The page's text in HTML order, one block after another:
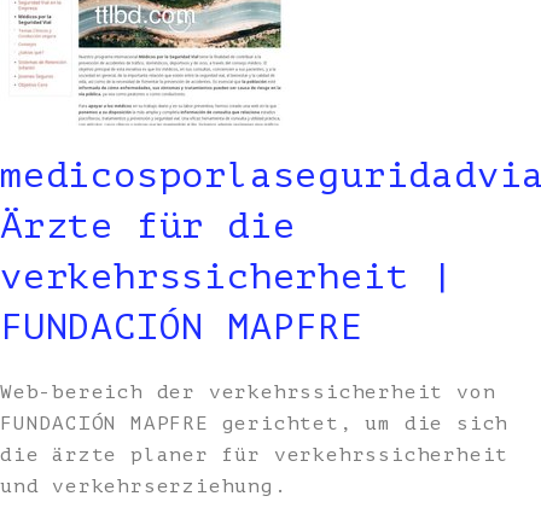
Ärzte für die
verkehrssicherheit |
FUNDACIÓN MAPFRE
Web-bereich der verkehrssicherheit von
FUNDACIÓN MAPFRE gerichtet, um die sich
die ärzte planer für verkehrssicherheit
und verkehrserziehung.